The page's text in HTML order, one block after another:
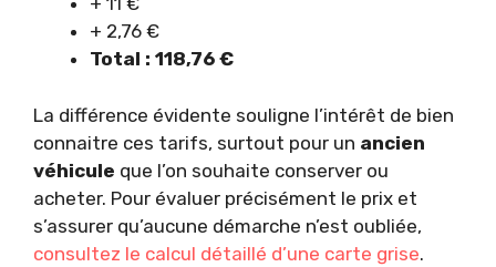
+ 2,76 €
Total : 118,76 €
La différence évidente souligne l’intérêt de bien
connaitre ces tarifs, surtout pour un ancien
véhicule que l’on souhaite conserver ou
acheter. Pour évaluer précisément le prix et
s’assurer qu’aucune démarche n’est oubliée,
consultez le calcul détaillé d’une carte grise.